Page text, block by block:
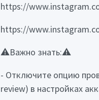
https://
https://
⚠️Важно знать:⚠️
- Отключите опцию
review) в настройках